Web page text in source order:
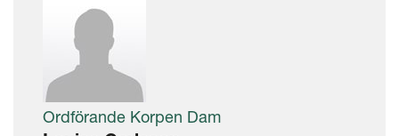
Ordförande Korpen Dam